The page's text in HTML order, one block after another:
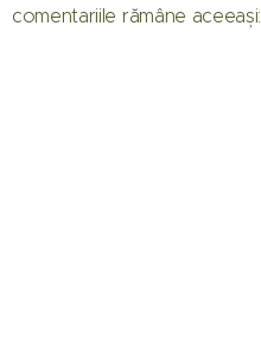
comentariile rămâne aceeași: